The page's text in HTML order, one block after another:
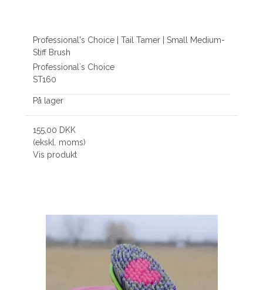
Professional's Choice | Tail Tamer | Small Medium-
Stiff Brush
Professional´s Choice
ST160
På lager
155,00 DKK
(ekskl. moms)
Vis produkt